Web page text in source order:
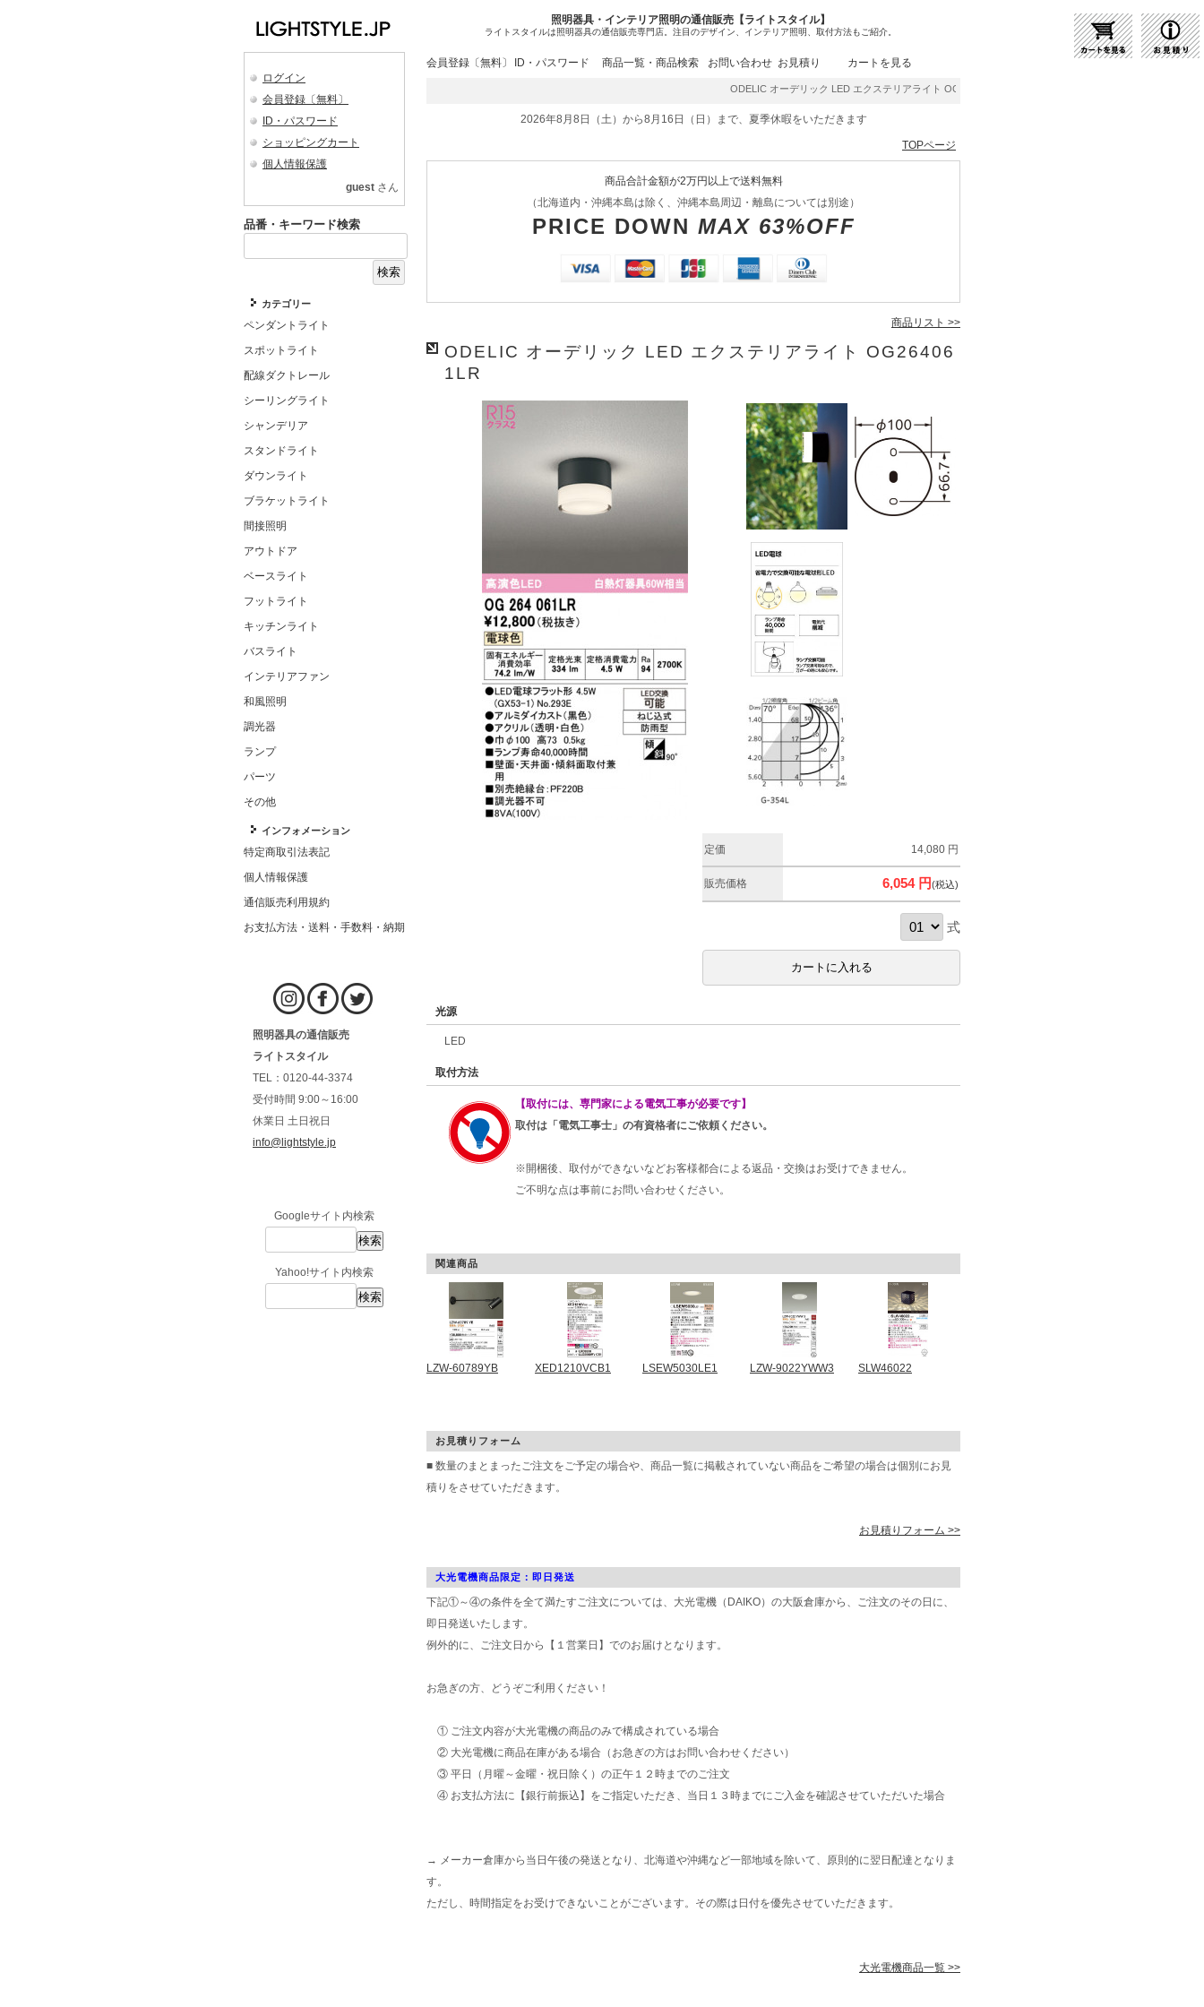
照明器具・インテリア照明の通信販売【ライトスタイル】
ライトスタイルは照明器具の通信販売専門店。注目のデザイン、インテリア照明、取付方法もご紹介。
ログイン
会員登録〔無料〕
ID・パスワード
ショッピングカート
個人情報保護
guest さん
品番・キーワード検索
カテゴリー
ペンダントライト
スポットライト
配線ダクトレール
シーリングライト
シャンデリア
スタンドライト
ダウンライト
ブラケットライト
間接照明
アウトドア
ベースライト
フットライト
キッチンライト
バスライト
インテリアファン
和風照明
調光器
ランプ
パーツ
その他
インフォメーション
特定商取引法表記
個人情報保護
通信販売利用規約
お支払方法・送料・手数料・納期
照明器具の通信販売
ライトスタイル
TEL：0120-44-3374
受付時間 9:00～16:00
休業日 土日祝日
info@lightstyle.jp
Googleサイト内検索
Yahoo!サイト内検索
会員登録〔無料〕 ID・パスワード 商品一覧・商品検索 お問い合わせ お見積り カートを見る
ODELIC オーデリック LED エクステリアライト OG264061LR | 商品紹介 | 照明器具の通販・インテリア照明の
2026年8月8日（土）から8月16日（日）まで、夏季休暇をいただきます
TOPページ
商品合計金額が2万円以上で送料無料
（北海道内・沖縄本島は除く、沖縄本島周辺・離島については別途）
PRICE DOWN MAX 63%OFF
商品リスト >>
ODELIC オーデリック LED エクステリアライト OG26406
1LR
定価 14,080 円
販売価格 6,054 円(税込)
式
光源
LED
取付方法
【取付には、専門家による電気工事が必要です】
取付は「電気工事士」の有資格者にご依頼ください。
※開梱後、取付ができないなどお客様都合による返品・交換はお受けできません。
ご不明な点は事前にお問い合わせください。
関連商品
LZW-60789YB XED1210VCB1 LSEW5030LE1 LZW-9022YWW3 SLW46022
お見積りフォーム
■ 数量のまとまったご注文をご予定の場合や、商品一覧に掲載されていない商品をご希望の場合は個別にお見
積りをさせていただきます。
お見積りフォーム >>
大光電機商品限定：即日発送
下記①～④の条件を全て満たすご注文については、大光電機（DAIKO）の大阪倉庫から、ご注文のその日に、
即日発送いたします。
例外的に、ご注文日から【１営業日】でのお届けとなります。
お急ぎの方、どうぞご利用ください！
① ご注文内容が大光電機の商品のみで構成されている場合
② 大光電機に商品在庫がある場合（お急ぎの方はお問い合わせください）
③ 平日（月曜～金曜・祝日除く）の正午１２時までのご注文
④ お支払方法に【銀行前振込】をご指定いただき、当日１３時までにご入金を確認させていただいた場合
→ メーカー倉庫から当日午後の発送となり、北海道や沖縄など一部地域を除いて、原則的に翌日配達となりま
す。
ただし、時間指定をお受けできないことがございます。その際は日付を優先させていただきます。
大光電機商品一覧 >>